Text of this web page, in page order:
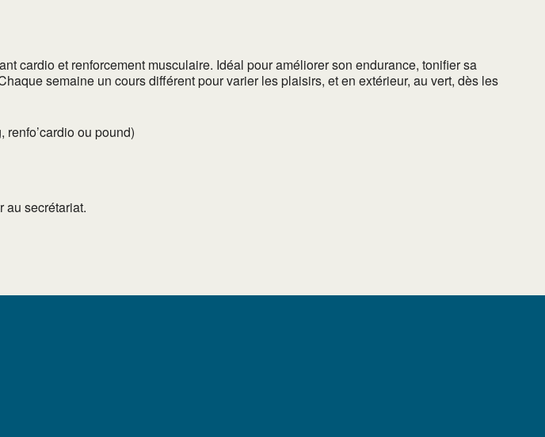
cardio et renforcement musculaire. Idéal pour améliorer son endurance, tonifier sa
semaine un cours différent pour varier les plaisirs, et en extérieur, au vert, dès les
ou pound)
au secrétariat.